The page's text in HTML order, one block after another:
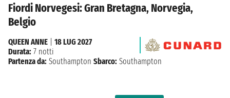
Fiordi Norvegesi: Gran Bretagna, Norvegia,
Belgio
QUEEN ANNE
18 LUG 2027
Durata: 7 notti
Partenza da: Southampton Sbarco: Southampton